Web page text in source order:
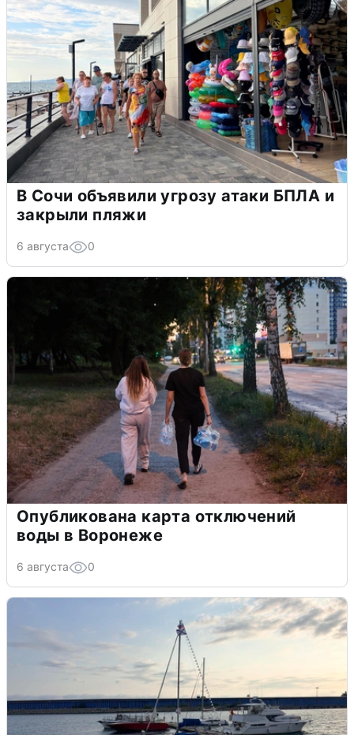
В Сочи объявили угрозу атаки БПЛА и
закрыли пляжи
6 августа 0
Опубликована карта отключений
воды в Воронеже
6 августа 0